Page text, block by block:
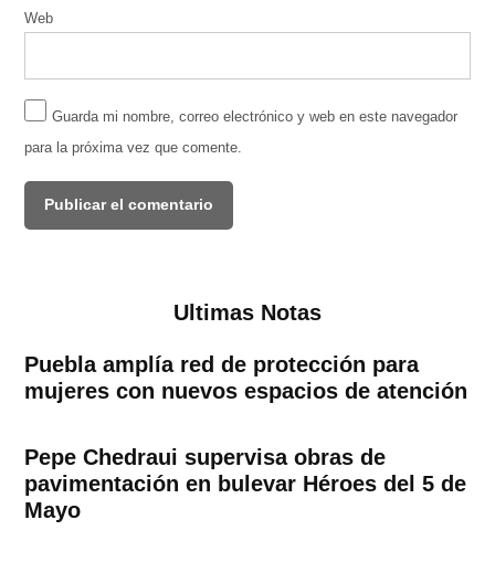
Web
Guarda mi nombre, correo electrónico y web en este navegador
para la próxima vez que comente.
Ultimas Notas
Puebla amplía red de protección para
mujeres con nuevos espacios de atención
Pepe Chedraui supervisa obras de
pavimentación en bulevar Héroes del 5 de
Mayo